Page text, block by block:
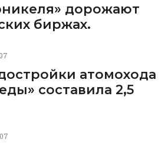
дорожают
биржах.
атомохода
составила 2,5